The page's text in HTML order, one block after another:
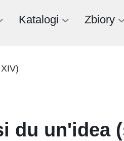
Katalogi Zbiory
du un'idea